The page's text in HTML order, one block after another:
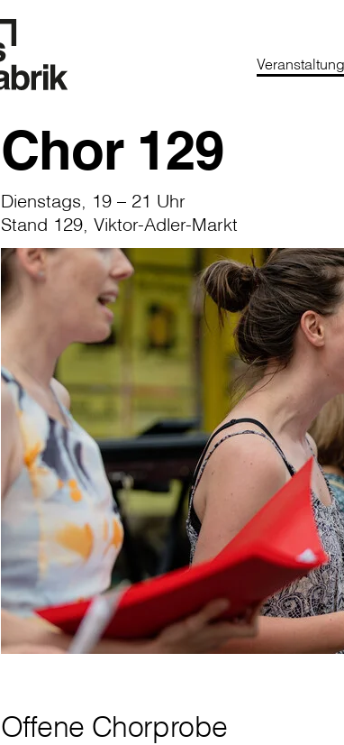
Chor 129
Dienstags, 19 – 21 Uhr
Stand 129, Viktor-Adler-Markt
Offene Chorprobe